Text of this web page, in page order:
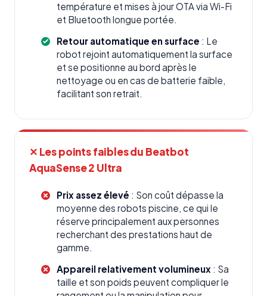
température et mises à jour OTA via Wi-Fi
et Bluetooth longue portée.
Retour automatique en surface : Le
robot rejoint automatiquement la surface
et se positionne au bord après le
nettoyage ou en cas de batterie faible,
facilitant son retrait.
✕ Les points faibles du Beatbot
AquaSense 2 Ultra
Prix assez élevé : Son coût dépasse la
moyenne des robots piscine, ce qui le
réserve principalement aux personnes
recherchant des prestations haut de
gamme.
Appareil relativement volumineux : Sa
taille et son poids peuvent compliquer le